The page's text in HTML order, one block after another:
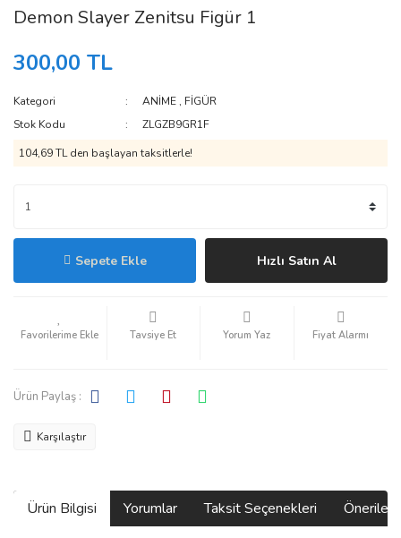
Demon Slayer Zenitsu Figür 1
300,00 TL
Kategori ANİME , FİGÜR
Stok Kodu
ZLGZB9GR1F
104,69 TL den başlayan taksitlerle!
Sepete Ekle Hızlı Satın Al
Tavsiye Et Yorum Yaz Fiyat Alarmı
Ürün Paylaş :
Karşılaştır
Ürün Bilgisi Yorumlar Taksit Seçenekleri